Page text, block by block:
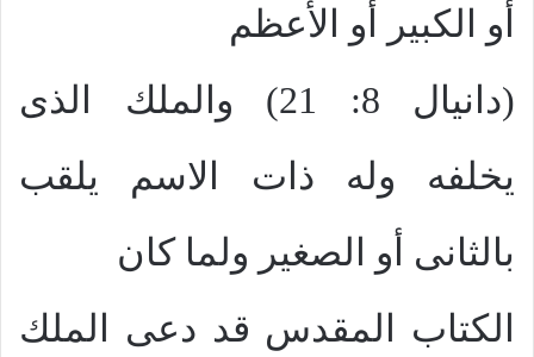
أو الكبير أو الأعظم
(دانيال 8: 21) والملك الذى
يخلفه وله ذات الاسم يلقب
بالثانى أو الصغير ولما كان
الكتاب المقدس قد دعى الملك